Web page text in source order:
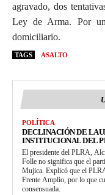
agravado, dos
Ley de Arma. Por
domiciliario.
TAGS ASALTO
POLÍTICA
DECLINACIÓN DE
INSTITUCIONAL DEL
El presidente del PLRA,
Folle no significa que el
Mujica. Explicó que el
Frente Amplio, por lo que
consensuada.